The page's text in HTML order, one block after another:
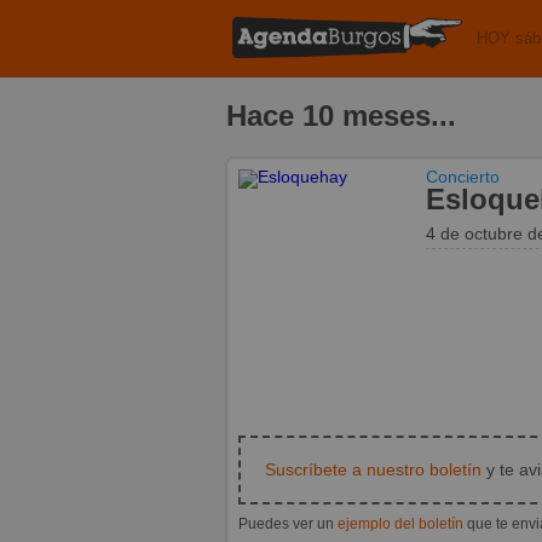
HOY
Hace 10 meses...
Concierto
4 de octubre
Suscríbete a nuestro boletín y te
Puedes ver un ejemplo del boletín que te